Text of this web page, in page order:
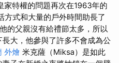
家特權的問題再次在1963年的
方式和大量的戶外時間助長了
他的父親沒有給禮節太多，所以
大，他參與了許多不會成為公
外燴 米克薩（Miksa）是如此